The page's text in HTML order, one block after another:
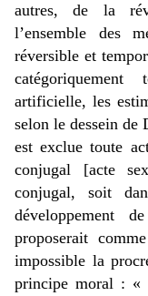
autres, de la
l’ensemble des
réversible et
artificielle, les
selon le dessein
est exclue toute
conjugal [acte
conjugal, soit
développement
proposerait
impossible la
principe moral : «